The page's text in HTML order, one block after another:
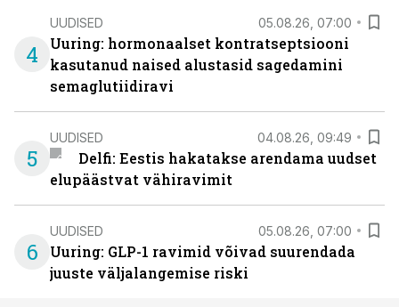
4
UUDISED 05.08.26, 07:00
Uuring: hormonaalset kontratseptsiooni
kasutanud naised alustasid sagedamini
semaglutiidiravi
5
UUDISED 04.08.26, 09:49
Delfi: Eestis hakatakse arendama uudset
elupäästvat vähiravimit
6
UUDISED 05.08.26, 07:00
Uuring: GLP-1 ravimid võivad suurendada
juuste väljalangemise riski